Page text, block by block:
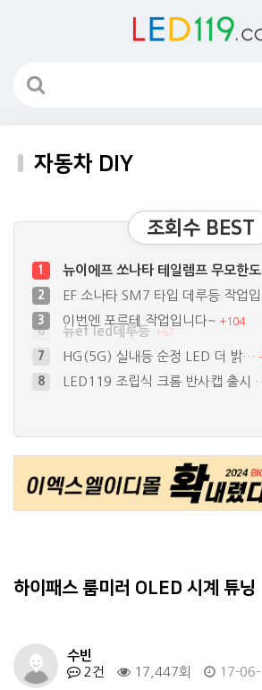
자동차 DIY
조회수 BEST
7 HG(5G) 실내등 순정 LED 더 밝…
8 LED119 조립식 크롬 반사캡 출시
5 뉴EF 면발광 + LED 테일램프 자
6 뉴ef led데루등 67
1 뉴이에프 쏘나타 테일렘프 무모한
2 EF 소나타 SM7 타입 데루등 작업
3 이번엔 포르테 작업입니다~ +104
하이패스 룸미러 OLED 시계 튜닝
수빈
2건
17,447회 17-